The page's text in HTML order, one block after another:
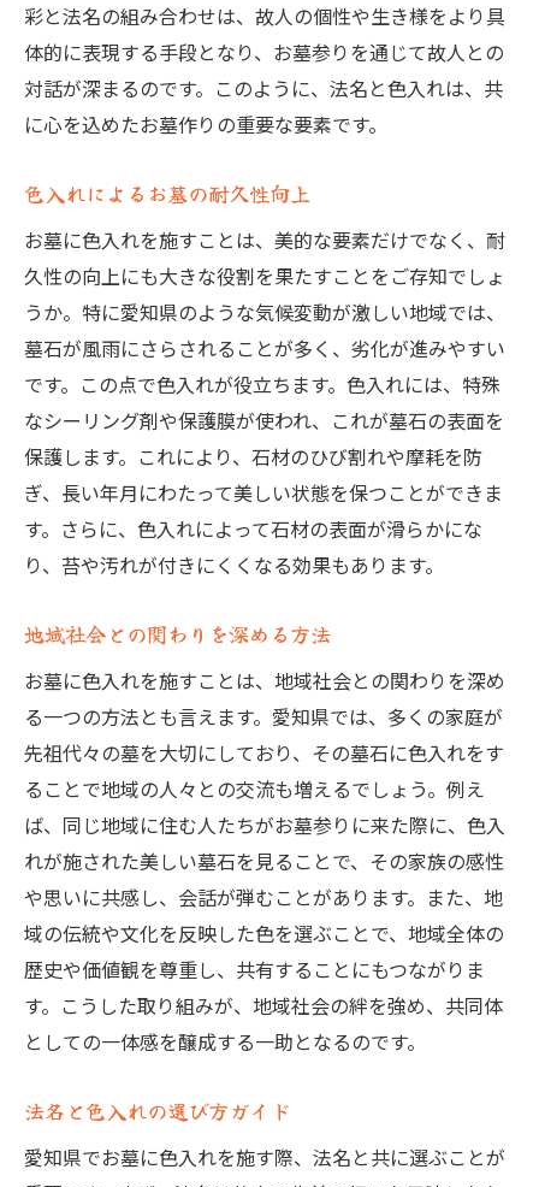
彩と法名の組み合わせは、故人の個性や生き様をより具
体的に表現する手段となり、お墓参りを通じて故人との
対話が深まるのです。このように、法名と色入れは、共
に心を込めたお墓作りの重要な要素です。
色入れによるお墓の耐久性向上
お墓に色入れを施すことは、美的な要素だけでなく、耐
久性の向上にも大きな役割を果たすことをご存知でしょ
うか。特に愛知県のような気候変動が激しい地域では、
墓石が風雨にさらされることが多く、劣化が進みやすい
です。この点で色入れが役立ちます。色入れには、特殊
なシーリング剤や保護膜が使われ、これが墓石の表面を
保護します。これにより、石材のひび割れや摩耗を防
ぎ、長い年月にわたって美しい状態を保つことができま
す。さらに、色入れによって石材の表面が滑らかにな
り、苔や汚れが付きにくくなる効果もあります。
地域社会との関わりを深める方法
お墓に色入れを施すことは、地域社会との関わりを深め
る一つの方法とも言えます。愛知県では、多くの家庭が
先祖代々の墓を大切にしており、その墓石に色入れをす
ることで地域の人々との交流も増えるでしょう。例え
ば、同じ地域に住む人たちがお墓参りに来た際に、色入
れが施された美しい墓石を見ることで、その家族の感性
や思いに共感し、会話が弾むことがあります。また、地
域の伝統や文化を反映した色を選ぶことで、地域全体の
歴史や価値観を尊重し、共有することにもつながりま
す。こうした取り組みが、地域社会の絆を強め、共同体
としての一体感を醸成する一助となるのです。
法名と色入れの選び方ガイド
愛知県でお墓に色入れを施す際、法名と共に選ぶことが